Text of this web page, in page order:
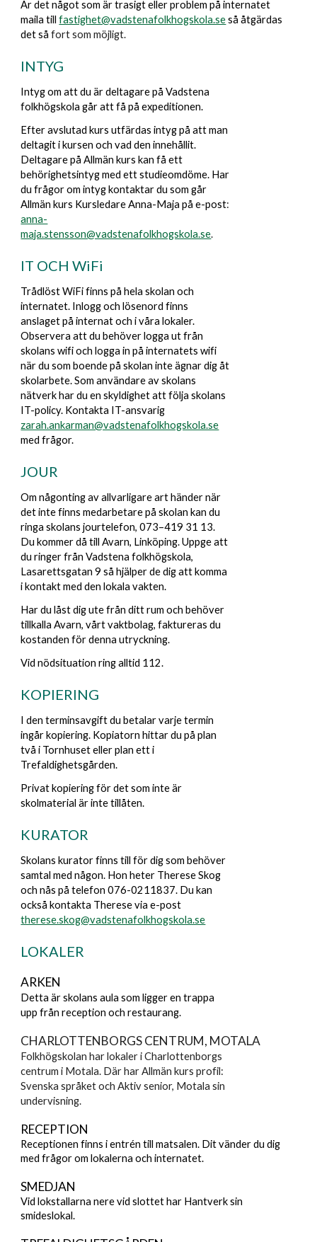
Är det något som är trasigt eller problem på internatet
maila till fastighet@vadstenafolkhogskola.se så åtgärdas
det så fort som möjligt.
INTYG
Intyg om att du är deltagare på Vadstena
folkhögskola går att få på expeditionen.
Efter avslutad kurs utfärdas intyg på att man
deltagit i kursen och vad den innehållit.
Deltagare på Allmän kurs kan få ett
behörighetsintyg med ett studieomdöme. Har
du frågor om intyg kontaktar du som går
Allmän kurs Kursledare Anna-Maja på e-post:
anna-
maja.stensson@vadstenafolkhogskola.se.
IT OCH WiFi
Trådlöst WiFi finns på hela skolan och
internatet. Inlogg och lösenord finns
anslaget på internat och i våra lokaler.
Observera att du behöver logga ut från
skolans wifi och logga in på internatets wifi
när du som boende på skolan inte ägnar dig åt
skolarbete. Som användare av skolans
nätverk har du en skyldighet att följa skolans
IT-policy. Kontakta IT-ansvarig
zarah.ankarman@vadstenafolkhogskola.se
med frågor.
JOUR
Om någonting av allvarligare art händer när
det inte finns medarbetare på skolan kan du
ringa skolans jourtelefon, 073–419 31 13.
Du kommer då till Avarn, Linköping. Uppge att
du ringer från Vadstena folkhögskola,
Lasarettsgatan 9 så hjälper de dig att komma
i kontakt med den lokala vakten.
Har du låst dig ute från ditt rum och behöver
tillkalla Avarn, vårt vaktbolag, faktureras du
kostanden för denna utryckning.
Vid nödsituation ring alltid 112.
KOPIERING
I den terminsavgift du betalar varje termin
ingår kopiering. Kopiatorn hittar du på plan
två i Tornhuset eller plan ett i
Trefaldighetsgården.
Privat kopiering för det som inte är
skolmaterial är inte tillåten.
KURATOR
Skolans kurator finns till för dig som behöver
samtal med någon. Hon heter Therese Skog
och nås på telefon 076-0211837. Du kan
också kontakta Therese via e-post
therese.skog@vadstenafolkhogskola.se
LOKALER
ARKEN
Detta är skolans aula som ligger en trappa
upp från reception och restaurang.
CHARLOTTENBORGS CENTRUM, MOTALA
Folkhögskolan har lokaler i Charlottenborgs
centrum i Motala. Där har Allmän kurs profil:
Svenska språket och Aktiv senior, Motala sin
undervisning.
RECEPTION
Receptionen finns i entrén till matsalen. Dit vänder du dig
med frågor om lokalerna och internatet.
SMEDJAN
Vid lokstallarna nere vid slottet har Hantverk sin
smideslokal.